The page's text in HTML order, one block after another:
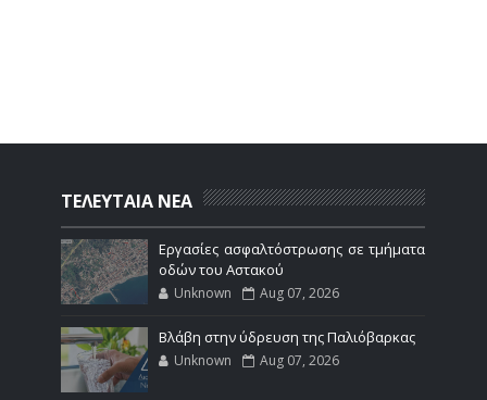
ΤΕΛΕΥΤΑΙΑ ΝΕΑ
Εργασίες ασφαλτόστρωσης σε τμήματα
οδών του Αστακού
Unknown Aug 07, 2026
Βλάβη στην ύδρευση της Παλιόβαρκας
Unknown Aug 07, 2026